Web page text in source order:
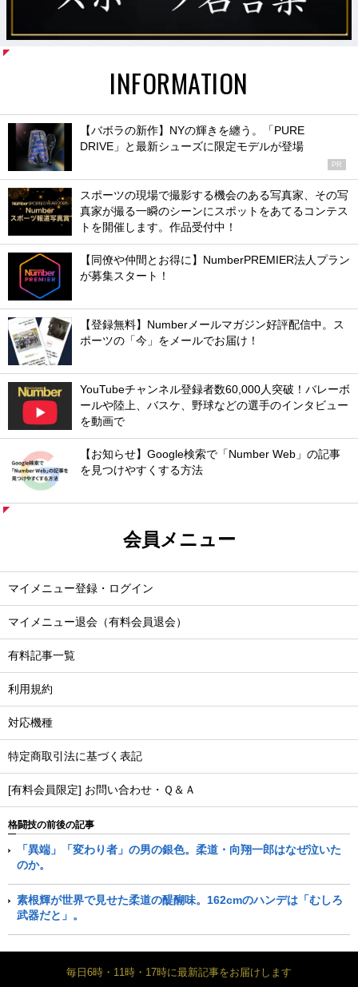
INFORMATION
【バボラの新作】NYの輝きを纏う。「PURE
DRIVE」と最新シューズに限定モデルが登場
PR
スポーツの現場で撮影する機会のある写真家、その写
真家が撮る一瞬のシーンにスポットをあてるコンテス
トを開催します。作品受付中！
【同僚や仲間とお得に】NumberPREMIER法人プラン
が募集スタート！
【登録無料】Numberメールマガジン好評配信中。ス
ポーツの「今」をメールでお届け！
YouTubeチャンネル登録者数60,000人突破！バレーボ
ールや陸上、バスケ、野球などの選手のインタビュー
を動画で
【お知らせ】Google検索で「Number Web」の記事
を見つけやすくする方法
会員メニュー
マイメニュー登録・ログイン
マイメニュー退会（有料会員退会）
有料記事一覧
利用規約
対応機種
特定商取引法に基づく表記
[有料会員限定] お問い合わせ・Ｑ＆Ａ
格闘技の前後の記事
「異端」「変わり者」の男の銀色。柔道・向翔一郎はなぜ泣いた
のか。
素根輝が世界で見せた柔道の醍醐味。162cmのハンデは「むしろ
武器だと」。
毎日6時・11時・17時に最新記事をお届けします